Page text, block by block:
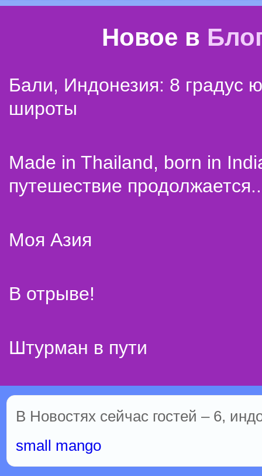
Новое в
Бали, Индонезия: 8 градус
широты
Made in Thailand, born in
путешествие
Моя Азия
В отрыве!
Штурман в пути
В Новостях сейчас гостей – 6,
small mango